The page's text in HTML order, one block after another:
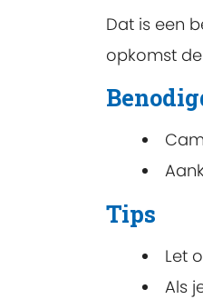
Dat is een
opkomst
Tips
Let
Als